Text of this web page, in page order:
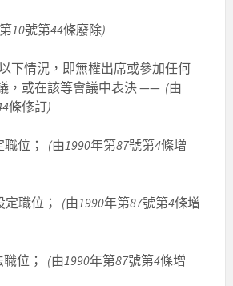
10號第44條廢除)
下情況，即無權出席或參加任何
，或在該等會議中表決 —— (由
條修訂)
位； (由1990年第87號第4條增
定職位； (由1990年第87號第4條增
位； (由1990年第87號第4條增